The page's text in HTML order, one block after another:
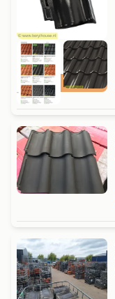
BERYL HOUSE